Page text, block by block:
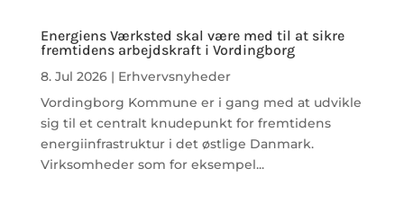
Energiens Værksted skal være med til at sikre
fremtidens arbejdskraft i Vordingborg
8. Jul 2026| Erhvervsnyheder
Vordingborg Kommune er i gang med at udvikle
sig til et centralt knudepunkt for fremtidens
energiinfrastruktur i det østlige Danmark.
Virksomheder som for eksempel...